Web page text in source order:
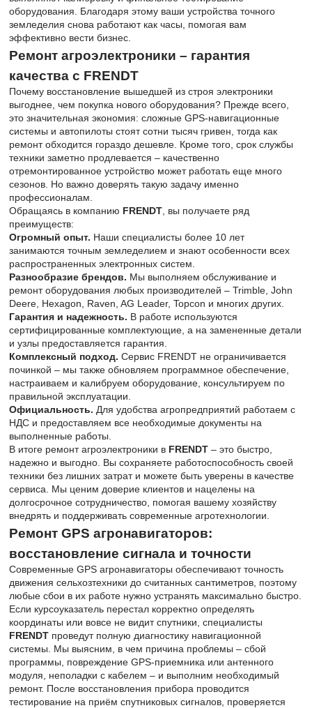
оборудования. Благодаря этому ваши устройства точного
земледелия снова работают как часы, помогая вам
эффективно вести бизнес.
Ремонт агроэлектроники – гарантия
качества с FRENDT
Почему восстановление вышедшей из строя электроники
выгоднее, чем покупка нового оборудования? Прежде всего,
это значительная экономия: сложные GPS-навигационные
системы и автопилоты стоят сотни тысяч гривен, тогда как
ремонт обходится гораздо дешевле. Кроме того, срок службы
техники заметно продлевается – качественно
отремонтированное устройство может работать еще много
сезонов. Но важно доверять такую задачу именно
профессионалам.
Обращаясь в компанию FRENDT , вы получаете ряд
преимуществ:
Огромный опыт. Наши специалисты более 10 лет
занимаются точным земледелием и знают особенности всех
распространенных электронных систем.
Разнообразие брендов. Мы выполняем обслуживание и
ремонт оборудования любых производителей – Trimble, John
Deere, Hexagon, Raven, AG Leader, Topcon и многих других.
Гарантия и надежность. В работе используются
сертифицированные комплектующие, а на замененные детали
и узлы предоставляется гарантия.
Комплексный подход. Сервис FRENDT не ограничивается
починкой – мы также обновляем программное обеспечение,
настраиваем и калибруем оборудование, консультируем по
правильной эксплуатации.
Официальность. Для удобства агропредприятий работаем с
НДС и предоставляем все необходимые документы на
выполненные работы.
В итоге ремонт агроэлектроники в FRENDT – это быстро,
надежно и выгодно. Вы сохраняете работоспособность своей
техники без лишних затрат и можете быть уверены в качестве
сервиса. Мы ценим доверие клиентов и нацелены на
долгосрочное сотрудничество, помогая вашему хозяйству
внедрять и поддерживать современные агротехнологии.
Ремонт GPS агронавигаторов:
восстановление сигнала и точности
Современные GPS агронавигаторы обеспечивают точность
движения сельхозтехники до считанных сантиметров, поэтому
любые сбои в их работе нужно устранять максимально быстро.
Если курсоуказатель перестал корректно определять
координаты или вовсе не видит спутники, специалисты
FRENDT проведут полную диагностику навигационной
системы. Мы выясним, в чем причина проблемы – сбой
программы, повреждение GPS-приемника или антенного
модуля, неполадки с кабелем – и выполним необходимый
ремонт. После восстановления прибора проводится
тестирование на приём спутниковых сигналов, проверяется